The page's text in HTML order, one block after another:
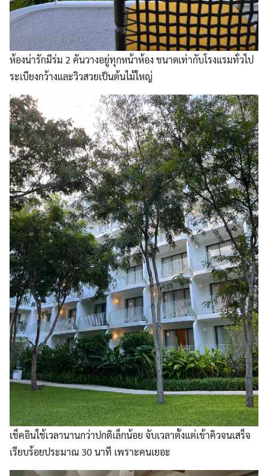
ห้องน่ารักมีร่ม 2 คันวางอยู่ทุกหน้าห้อง ขนาดเท่ากับโรงแรมทั่วไป
ระเบียงกว้างและวิวสวยเป็นต้นไม้ใหญ่
เช็คอินใช้เวลานานกว่าปกติเล็กน้อย จับเวลาตั้งแต่เข้าคิวจนเสร็จ
เรียบร้อยประมาณ 30 นาที เพราะคนเยอะ